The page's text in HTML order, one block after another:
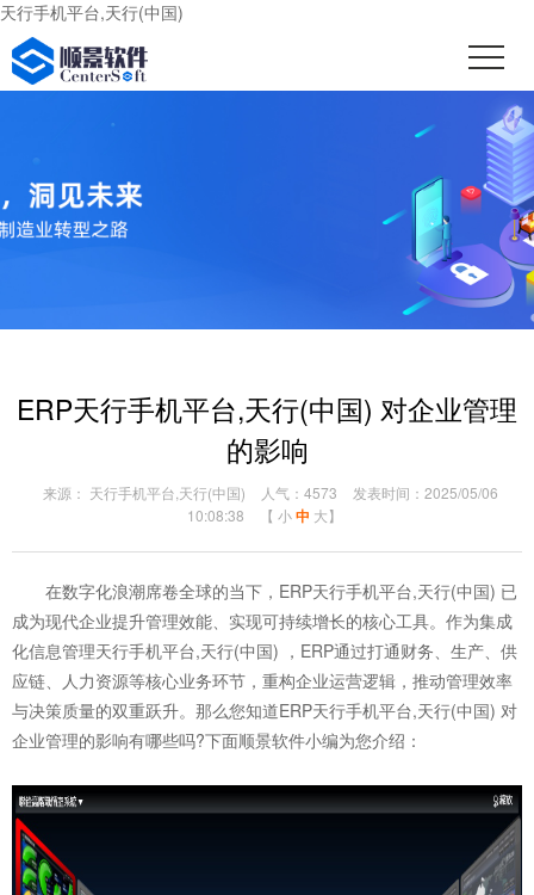
天行手机平台,天行(中国)
ERP天行手机平台,天行(中国) 对企业管理
的影响
来源： 天行手机平台,天行(中国) 人气：4573
发表时间：2025/05/06
10:08:38
【 小 中 大】
在数字化浪潮席卷全球的当下，ERP天行手机平台,天行(中国) 已
成为现代企业提升管理效能、实现可持续增长的核心工具。作为集成
化信息管理天行手机平台,天行(中国) ，ERP通过打通财务、生产、供
应链、人力资源等核心业务环节，重构企业运营逻辑，推动管理效率
与决策质量的双重跃升。那么您知道ERP天行手机平台,天行(中国) 对
企业管理的影响有哪些吗?下面顺景软件小编为您介绍：